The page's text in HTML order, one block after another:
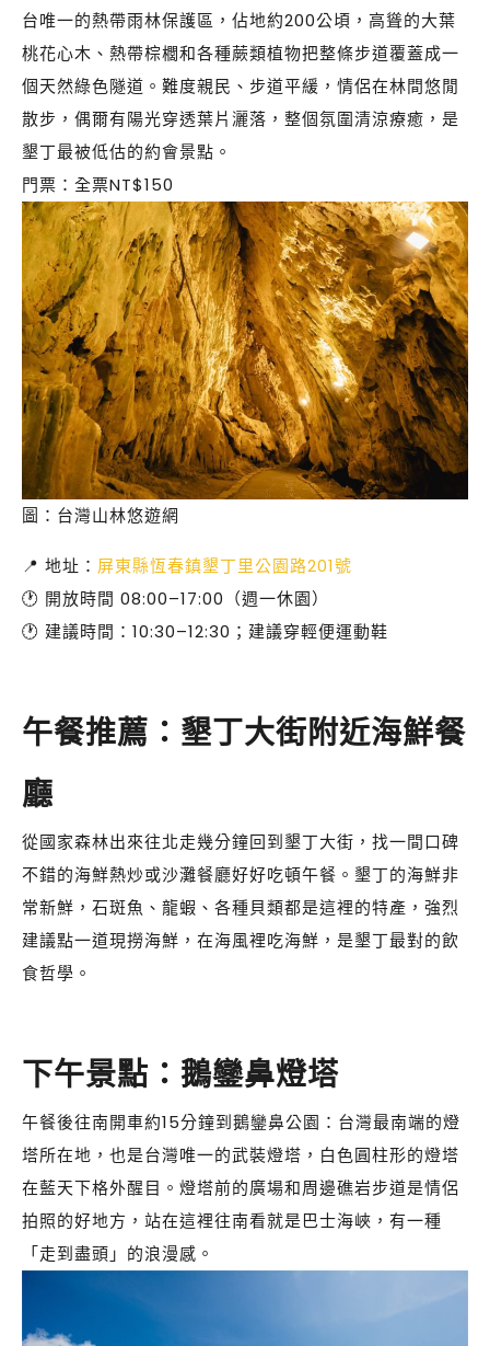
台唯一的熱帶雨林保護區，佔地約200公頃，高聳的大葉
桃花心木、熱帶棕櫚和各種蕨類植物把整條步道覆蓋成一
個天然綠色隧道。難度親民、步道平緩，情侶在林間悠閒
散步，偶爾有陽光穿透葉片灑落，整個氛圍清涼療癒，是
墾丁最被低估的約會景點。
門票：全票NT$150
圖：台灣山林悠遊網
📍 地址： 屏東縣恆春鎮墾丁里公園路201號
🕐 開放時間 08:00–17:00（週一休園）
🕐 建議時間：10:30–12:30；建議穿輕便運動鞋
午餐推薦：墾丁大街附近海鮮餐
廳
從國家森林出來往北走幾分鐘回到墾丁大街，找一間口碑
不錯的海鮮熱炒或沙灘餐廳好好吃頓午餐。墾丁的海鮮非
常新鮮，石斑魚、龍蝦、各種貝類都是這裡的特產，強烈
建議點一道現撈海鮮，在海風裡吃海鮮，是墾丁最對的飲
食哲學。
下午景點：鵝鑾鼻燈塔
午餐後往南開車約15分鐘到鵝鑾鼻公園：台灣最南端的燈
塔所在地，也是台灣唯一的武裝燈塔，白色圓柱形的燈塔
在藍天下格外醒目。燈塔前的廣場和周邊礁岩步道是情侶
拍照的好地方，站在這裡往南看就是巴士海峽，有一種
「走到盡頭」的浪漫感。